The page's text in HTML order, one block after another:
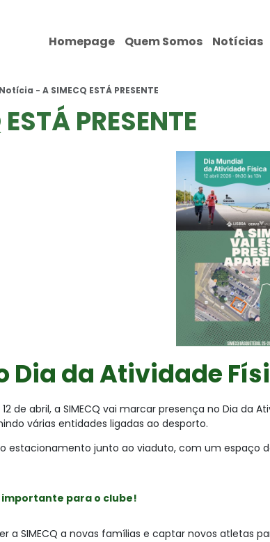
Homepage Quem Somos Notícias
Notícia - A SIMECQ ESTÁ PRESENTE
PRESENTE
Dia da Atividade
de abril, a SIMECQ vai marcar presença no Dia da
várias entidades ligadas ao desporto.
estacionamento junto ao viaduto, com um espaço
importante para o clube!
a SIMECQ a novas famílias e captar novos atletas